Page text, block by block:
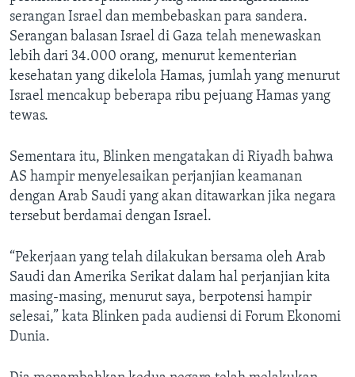
serangan Israel dan membebaskan para sandera.
Serangan balasan Israel di Gaza telah menewaskan
lebih dari 34.000 orang, menurut kementerian
kesehatan yang dikelola Hamas, jumlah yang menurut
Israel mencakup beberapa ribu pejuang Hamas yang
tewas.
Sementara itu, Blinken mengatakan di Riyadh bahwa
AS hampir menyelesaikan perjanjian keamanan
dengan Arab Saudi yang akan ditawarkan jika negara
tersebut berdamai dengan Israel.
“Pekerjaan yang telah dilakukan bersama oleh Arab
Saudi dan Amerika Serikat dalam hal perjanjian kita
masing-masing, menurut saya, berpotensi hampir
selesai,” kata Blinken pada audiensi di Forum Ekonomi
Dunia.